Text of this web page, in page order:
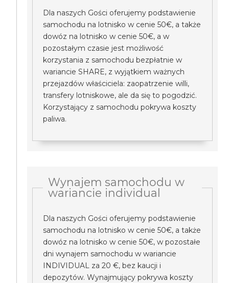
Dla naszych Gości oferujemy podstawienie
samochodu na lotnisko w cenie 50€, a także
dowóz na lotnisko w cenie 50€, a w
pozostałym czasie jest możliwość
korzystania z samochodu bezpłatnie w
wariancie SHARE, z wyjątkiem ważnych
przejazdów właściciela: zaopatrzenie willi,
transfery lotniskowe, ale da się to pogodzić.
Korzystający z samochodu pokrywa koszty
paliwa.
Wynajem samochodu w
wariancie individual
Dla naszych Gości oferujemy podstawienie
samochodu na lotnisko w cenie 50€, a także
dowóz na lotnisko w cenie 50€, w pozostałe
dni wynajem samochodu w wariancie
INDIVIDUAL za 20 €, bez kaucji i
depozytów. Wynajmujący pokrywa koszty